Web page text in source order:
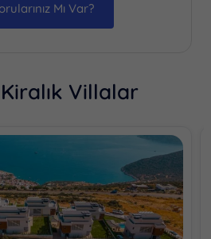
Mı Var?
Villalar